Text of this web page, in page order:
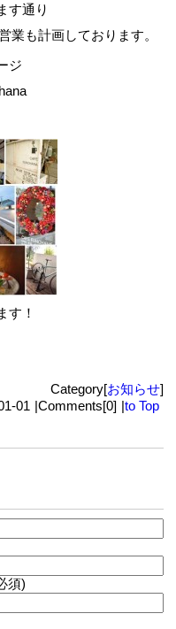
す通り
業も計画しております。
ジ
す！
Category[お知らせ]
01 |Comments[0] |to Top
須)